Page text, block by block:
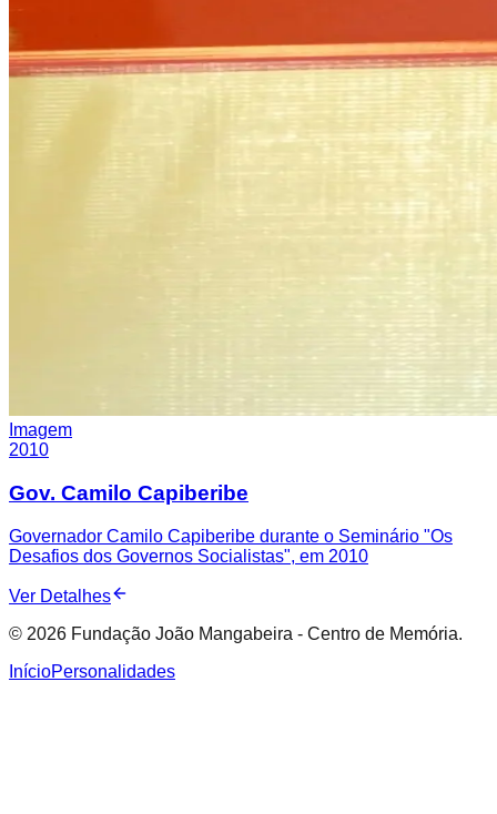
Imagem
2010
Gov. Camilo Capiberibe
Governador Camilo Capiberibe durante o Seminário "Os
Desafios dos Governos Socialistas", em 2010
Ver Detalhes
© 2026 Fundação João Mangabeira - Centro de Memória.
InícioPersonalidades